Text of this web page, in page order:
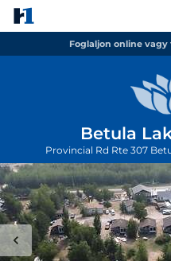
Foglaljon online vagy
Betula
Provincial Rd Rte 307